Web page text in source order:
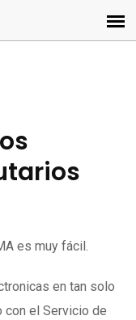
es muy fácil.
en tan solo
con el Servicio de